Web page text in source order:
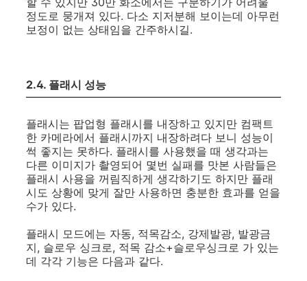
정도로 뭉개져 있다. 다소 지저분해 보이는데 아무런
보정이 없는 상태임을 간주하시길.
2.4. 플래시 성능
플래시는 팝업형 플래시를 내장하고 있지만 컴팩트
한 카메라에서 플래시까지 내장하려다 보니 성능이
썩 좋지는 못하다. 플래시를 사용했을 때 생각과는
다른 이미지가 촬영되어 몇번 실패를 맛본 사람들은
플래시 사용을 꺼림직하게 생각하기도 하지만 플래
시도 상황에 맞게 잘만 사용하면 충분한 효과를 얻을
수가 있다.
플래시 모드에는 자동, 적목감소, 강제발광, 발광금
지, 슬로우 싱크로, 적목 감소+슬로우싱크로 가 있는
데 각각 기능은 다음과 같다.